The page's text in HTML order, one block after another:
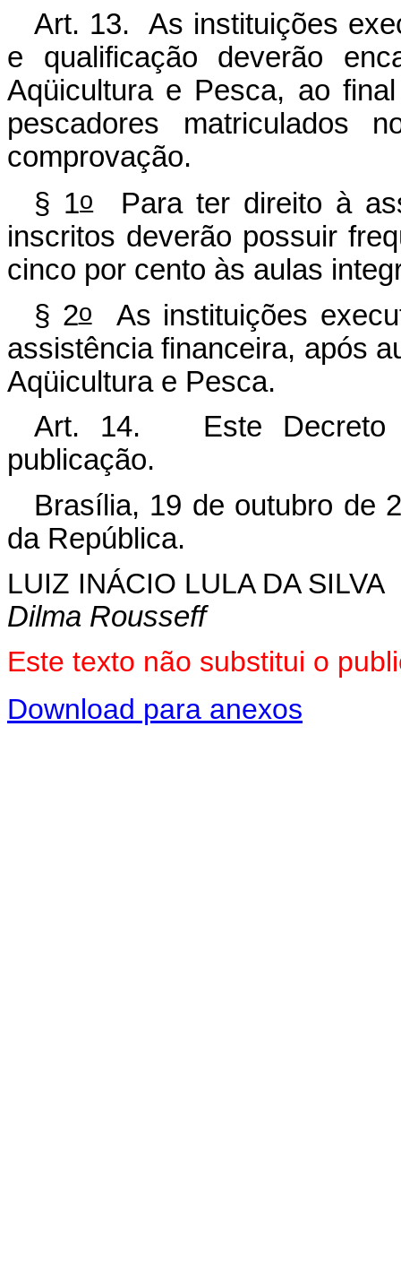
Art. 13. As instituições
e qualificação deverão
Aqüicultura e Pesca, ao
pescadores matriculados
comprovação.
§ 1oPara ter direito à
inscritos deverão possuir
cinco por cento às aulas
§ 2oAs instituições
assistência financeira, após
Aqüicultura e Pesca.
Art. 14. Este Decreto
publicação.
Brasília, 19 de outubro de
da República.
LUIZ INÁCIO LULA DA SILVA
Dilma Rousseff
Este texto não substitui o
Download para anexos